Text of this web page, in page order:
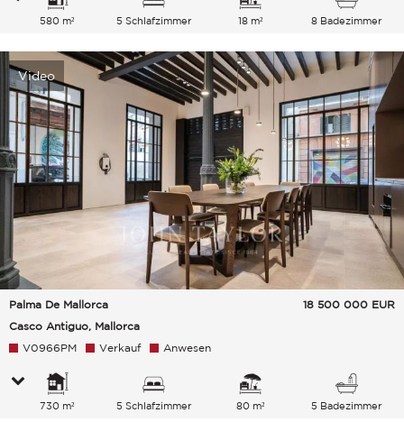
580 m² 5 Schlafzimmer 18 m² 8 Badezimmer
Video
Palma De Mallorca
Casco Antiguo, Mallorca
18 500 000 EUR
V0966PM Verkauf Anwesen
730 m² 5 Schlafzimmer 80 m² 5 Badezimmer